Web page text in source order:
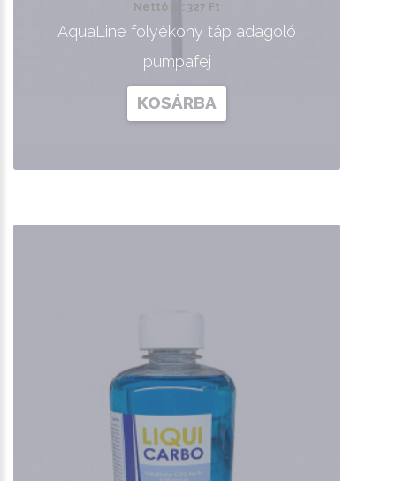
Nettó ár: 327 Ft
AquaLine folyékony táp adagoló
pumpafej
KOSÁRBA